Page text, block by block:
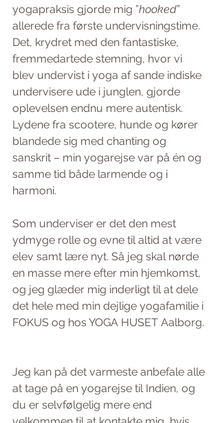
yogapraksis gjorde mig ”hooked”
allerede fra første undervisningstime.
Det, krydret med den fantastiske,
fremmedartede stemning, hvor vi
blev undervist i yoga af sande indiske
undervisere ude i junglen, gjorde
oplevelsen endnu mere autentisk.
Lydene fra scootere, hunde og kører
blandede sig med chanting og
sanskrit – min yogarejse var på én og
samme tid både larmende og i
harmoni.
Som underviser er det den mest
ydmyge rolle og evne til altid at være
elev samt lære nyt. Så jeg skal nørde
en masse mere efter min hjemkomst,
og jeg glæder mig inderligt til at dele
det hele med min dejlige yogafamilie i
FOKUS og hos YOGA HUSET Aalborg.
Jeg kan på det varmeste anbefale alle
at tage på en yogarejse til Indien, og
du er selvfølgelig mere end